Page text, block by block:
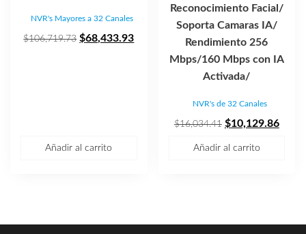
NVR's Mayores a 32 Canales
$106,719.73 El
$68,433.93El
Añadir al carrito
Reconocimiento Facial/
Soporta Camaras IA/
Rendimiento 256
Mbps/160 Mbps con IA
Activada/
NVR's de 32 Canales
$16,034.41 El
$10,129.86El
Añadir al carrito